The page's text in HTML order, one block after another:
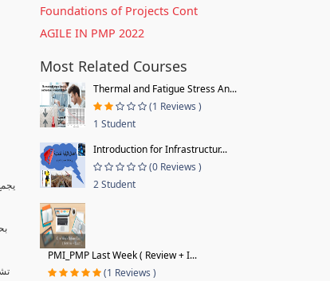
Foundations of Projects Cont
AGILE IN PMP 2022
Most Related Courses
Thermal and Fatigue Stress An...
(1 Reviews )
1 Student
Introduction for Infrastructur...
(0 Reviews )
2 Student
PMI_PMP Last Week ( Review + I...
(1 Reviews )